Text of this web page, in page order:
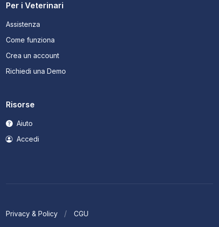
Per i Veterinari
Assistenza
Come funziona
Crea un account
Richiedi una Demo
Risorse
Aiuto
Accedi
Privacy & Policy CGU